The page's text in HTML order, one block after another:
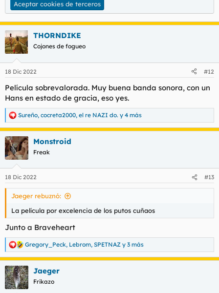
Aceptar cookies de terceros
THORNDIKE
Cojones de fogueo
18 Dic 2022 #12
Película sobrevalorada. Muy buena banda sonora, con un
Hans en estado de gracia, eso yes.
R
e
a
c
c
i
e
s
Sureño, cocreta2000, el re NAZI do. y 4 más
Monstroid
Freak
18 Dic 2022 #13
Jaeger rebuznó:
La película por excelencia de los putos cuñaos
Junto a Braveheart
R
e
a
c
c
i
Gregory_Peck, Lebrom, SPETNAZ y 3 más
Jaeger
Frikazo